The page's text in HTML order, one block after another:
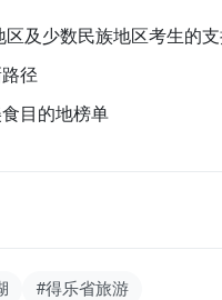
及少数民族地区考生的
径
目的地榜单
#得乐省旅游